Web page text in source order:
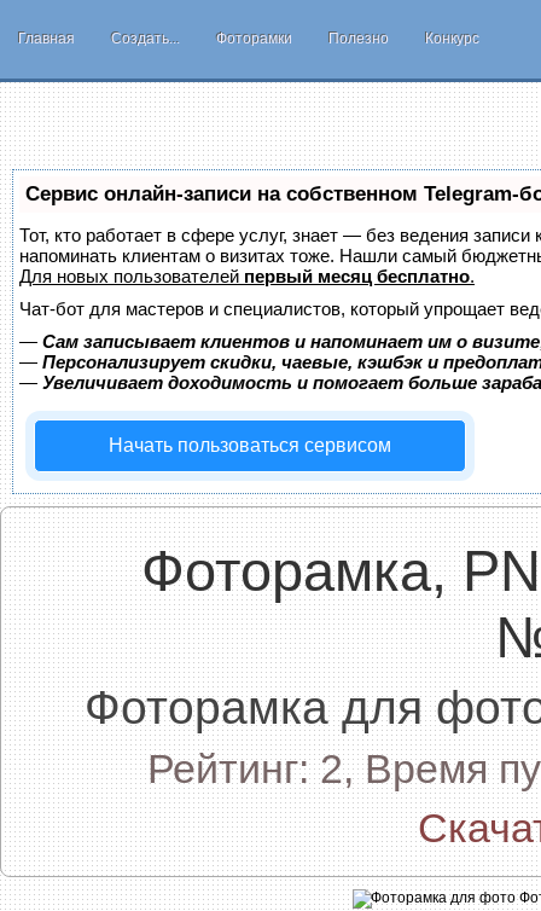
Главная Создать... Фоторамки Полезно Конкурс
Сервис онлайн-записи на собственном Telegram-
Тот, кто работает в сфере услуг, знает — без ведения
напоминать клиентам о визитах тоже. Нашли самый
Для новых пользователей первый месяц бесплатно.
Чат-бот для мастеров и специалистов, который упрощает
— Сам записывает клиентов и напоминает им о
— Персонализирует скидки, чаевые, кэшбэк и
— Увеличивает доходимость и помогает больше
Начать пользоваться сервисом
Фоторамка,
Фоторамка для
Рейтинг: 2, Время